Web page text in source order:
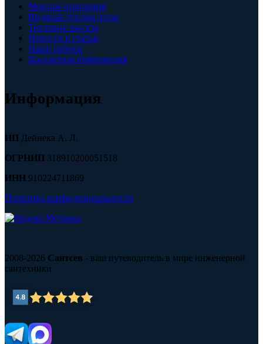
Монтаж отопления
Водяные теплые полы
Тепловые насосы
Новости и статьи
Наши работы
Контактная информация
Информация
ИП Дейнека А. Л.
ОГРНИП 318910200051518
ИНН 910224711869
Политика конфиденциальности
2008-2026 Сантсев - ваш путеводитель в мире инженерной
сантехники